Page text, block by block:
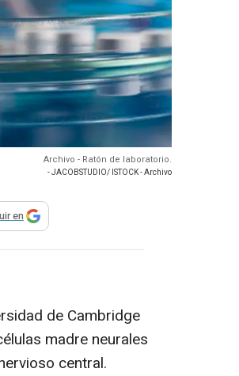
Archivo - Ratón de laboratorio.
- JACOBSTUDIO/ ISTOCK - Archivo
para compartir
en
de Cambridge
madre neurales
central.